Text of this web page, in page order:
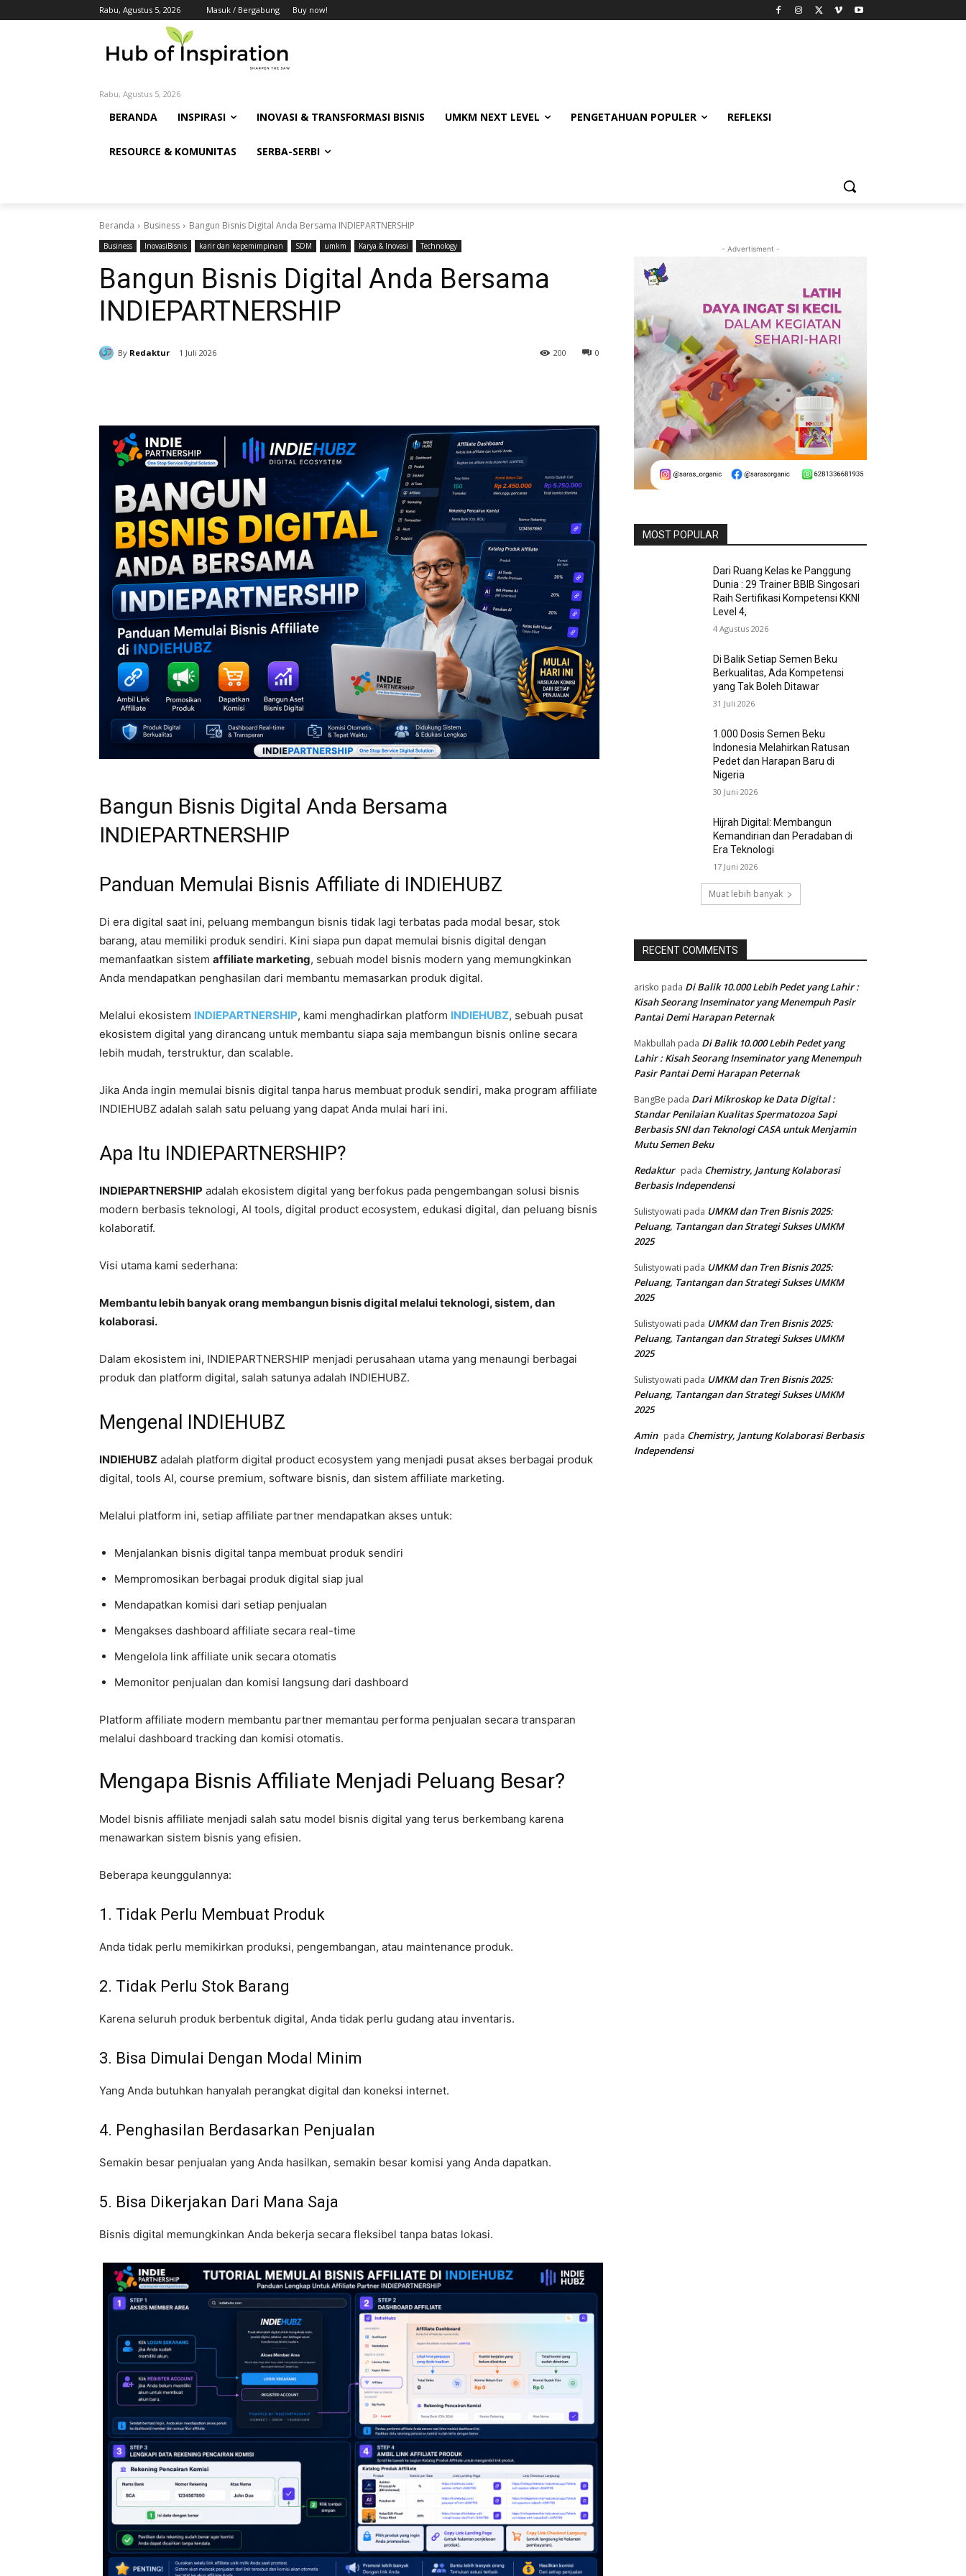
Rabu, Agustus 5, 2026 Masuk / Bergabung Buy now!
Rabu, Agustus 5, 2026
BERANDA INSPIRASI INOVASI & TRANSFORMASI BISNIS UMKM NEXT LEVEL PENGETAHUAN POPULER REFLEKSI
RESOURCE & KOMUNITAS SERBA-SERBI
Beranda Business Bangun Bisnis Digital Anda Bersama INDIEPARTNERSHIP
Business InovasiBisnis karir dan kepemimpinan SDM umkm Karya & Inovasi Technology
Bangun Bisnis Digital Anda Bersama
INDIEPARTNERSHIP
By Redaktur 1 Juli 2026 0
200
Bangun Bisnis Digital Anda Bersama
INDIEPARTNERSHIP
Panduan Memulai Bisnis Affiliate di INDIEHUBZ
Di era digital saat ini, peluang membangun bisnis tidak lagi terbatas pada modal besar, stok
barang, atau memiliki produk sendiri. Kini siapa pun dapat memulai bisnis digital dengan
memanfaatkan sistem affiliate marketing, sebuah model bisnis modern yang memungkinkan
Anda mendapatkan penghasilan dari membantu memasarkan produk digital.
Melalui ekosistem INDIEPARTNERSHIP, kami menghadirkan platform INDIEHUBZ, sebuah pusat
ekosistem digital yang dirancang untuk membantu siapa saja membangun bisnis online secara
lebih mudah, terstruktur, dan scalable.
Jika Anda ingin memulai bisnis digital tanpa harus membuat produk sendiri, maka program affiliate
INDIEHUBZ adalah salah satu peluang yang dapat Anda mulai hari ini.
Apa Itu INDIEPARTNERSHIP?
INDIEPARTNERSHIP adalah ekosistem digital yang berfokus pada pengembangan solusi bisnis
modern berbasis teknologi, AI tools, digital product ecosystem, edukasi digital, dan peluang bisnis
kolaboratif.
Visi utama kami sederhana:
Membantu lebih banyak orang membangun bisnis digital melalui teknologi, sistem, dan
kolaborasi.
Dalam ekosistem ini, INDIEPARTNERSHIP menjadi perusahaan utama yang menaungi berbagai
produk dan platform digital, salah satunya adalah INDIEHUBZ.
Mengenal INDIEHUBZ
INDIEHUBZ adalah platform digital product ecosystem yang menjadi pusat akses berbagai produk
digital, tools AI, course premium, software bisnis, dan sistem affiliate marketing.
Melalui platform ini, setiap affiliate partner mendapatkan akses untuk:
Menjalankan bisnis digital tanpa membuat produk sendiri
Mempromosikan berbagai produk digital siap jual
Mendapatkan komisi dari setiap penjualan
Mengakses dashboard affiliate secara real-time
Mengelola link affiliate unik secara otomatis
Memonitor penjualan dan komisi langsung dari dashboard
Platform affiliate modern membantu partner memantau performa penjualan secara transparan
melalui dashboard tracking dan komisi otomatis.
Mengapa Bisnis Affiliate Menjadi Peluang Besar?
Model bisnis affiliate menjadi salah satu model bisnis digital yang terus berkembang karena
menawarkan sistem bisnis yang efisien.
Beberapa keunggulannya:
1. Tidak Perlu Membuat Produk
Anda tidak perlu memikirkan produksi, pengembangan, atau maintenance produk.
2. Tidak Perlu Stok Barang
Karena seluruh produk berbentuk digital, Anda tidak perlu gudang atau inventaris.
3. Bisa Dimulai Dengan Modal Minim
Yang Anda butuhkan hanyalah perangkat digital dan koneksi internet.
4. Penghasilan Berdasarkan Penjualan
Semakin besar penjualan yang Anda hasilkan, semakin besar komisi yang Anda dapatkan.
5. Bisa Dikerjakan Dari Mana Saja
Bisnis digital memungkinkan Anda bekerja secara fleksibel tanpa batas lokasi.
- Advertisment -
MOST POPULAR
Dari Ruang Kelas ke Panggung
Dunia : 29 Trainer BBIB Singosari
Raih Sertifikasi Kompetensi KKNI
Level 4,
4 Agustus 2026
Di Balik Setiap Semen Beku
Berkualitas, Ada Kompetensi
yang Tak Boleh Ditawar
31 Juli 2026
1.000 Dosis Semen Beku
Indonesia Melahirkan Ratusan
Pedet dan Harapan Baru di
Nigeria
30 Juni 2026
Hijrah Digital: Membangun
Kemandirian dan Peradaban di
Era Teknologi
17 Juni 2026
Muat lebih banyak
RECENT COMMENTS
arisko pada Di Balik 10.000 Lebih Pedet yang Lahir :
Kisah Seorang Inseminator yang Menempuh Pasir
Pantai Demi Harapan Peternak
Makbullah pada Di Balik 10.000 Lebih Pedet yang
Lahir : Kisah Seorang Inseminator yang Menempuh
Pasir Pantai Demi Harapan Peternak
BangBe pada Dari Mikroskop ke Data Digital :
Standar Penilaian Kualitas Spermatozoa Sapi
Berbasis SNI dan Teknologi CASA untuk Menjamin
Mutu Semen Beku
Redaktur pada Chemistry, Jantung Kolaborasi
Berbasis Independensi
Sulistyowati pada UMKM dan Tren Bisnis 2025:
Peluang, Tantangan dan Strategi Sukses UMKM
2025
Sulistyowati pada UMKM dan Tren Bisnis 2025:
Peluang, Tantangan dan Strategi Sukses UMKM
2025
Sulistyowati pada UMKM dan Tren Bisnis 2025:
Peluang, Tantangan dan Strategi Sukses UMKM
2025
Sulistyowati pada UMKM dan Tren Bisnis 2025:
Peluang, Tantangan dan Strategi Sukses UMKM
2025
Amin pada Chemistry, Jantung Kolaborasi Berbasis
Independensi